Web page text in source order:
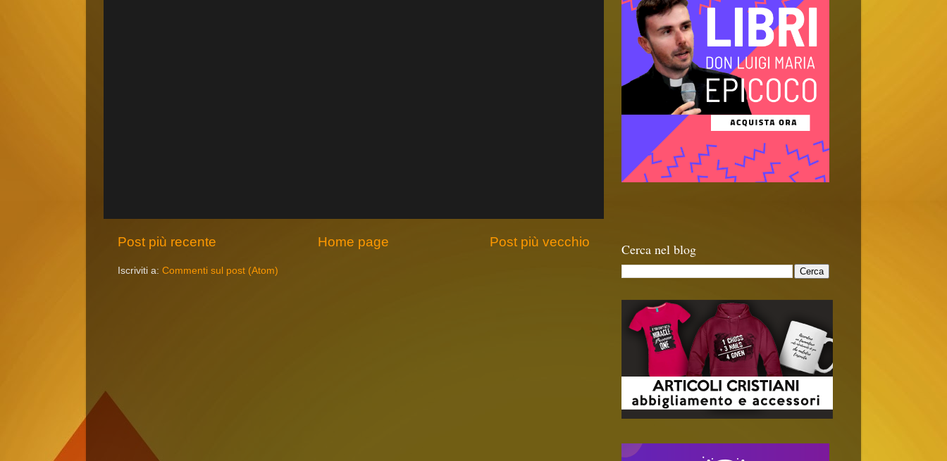
Post più recente Post più vecchio
Home page
Iscriviti a: Commenti sul post (Atom)
Cerca nel blog